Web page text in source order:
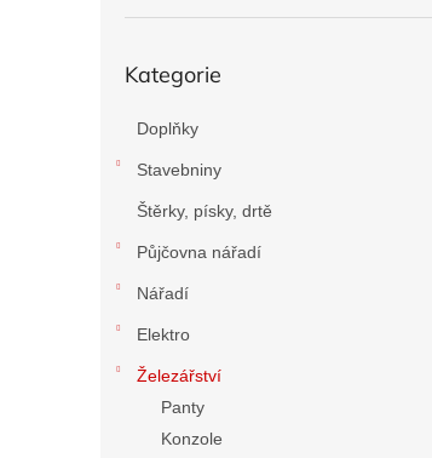
kategorie
Kategorie
Doplňky
Stavebniny
Štěrky, písky, drtě
Půjčovna nářadí
Nářadí
Elektro
Železářství
Panty
Konzole